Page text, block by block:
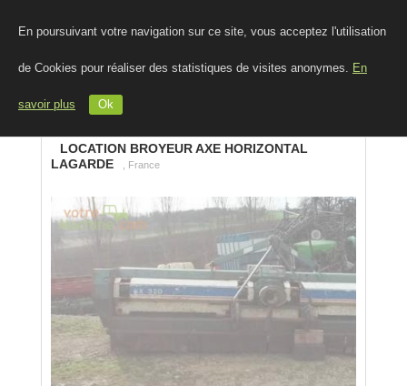
En poursuivant votre navigation sur ce site, vous acceptez l'utilisation
de Cookies pour réaliser des statistiques de visites anonymes. En
savoir plus Ok
LOCATION BROYEUR AXE HORIZONTAL
LAGARDE
, France